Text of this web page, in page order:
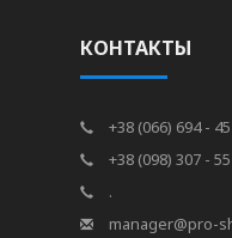
КОНТАКТЫ
+38 (066) 694 -
+38 (098) 307 -
.
manager@pro-